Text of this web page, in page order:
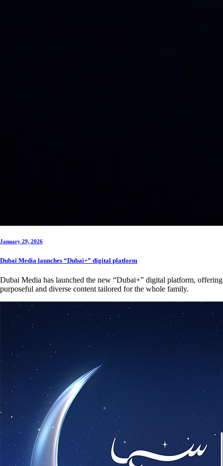
January 29, 2026
Dubai Media launches “Dubai+” digital platform
Dubai Media has launched the new “Dubai+” digital platform, offering
purposeful and diverse content tailored for the whole family.